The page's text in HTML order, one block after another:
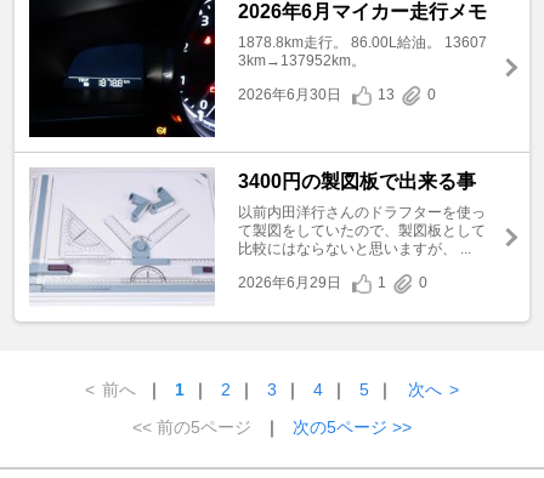
2026年6月マイカー走行メモ
1878.8km走行。 86.00L給油。 13607
3km→137952km。
2026年6月30日
13 0
3400円の製図板で出来る事
以前内田洋行さんのドラフターを使っ
て製図をしていたので、製図板として
比較にはならないと思いますが、 ...
2026年6月29日
1 0
< 前へ ｜ 1 ｜ 2 ｜ 3 ｜ 4 ｜ 5 ｜ 次へ >
<< 前の5ページ
｜ 次の5ページ >>